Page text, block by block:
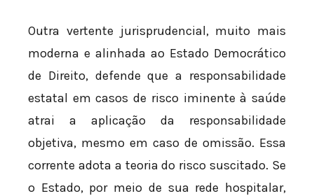
Outra vertente jurisprudencial, muito mais
moderna e alinhada ao Estado Democrático
de Direito, defende que a responsabilidade
estatal em casos de risco iminente à saúde
atrai a aplicação da responsabilidade
objetiva, mesmo em caso de omissão. Essa
corrente adota a teoria do risco suscitado. Se
o Estado, por meio de sua rede hospitalar,